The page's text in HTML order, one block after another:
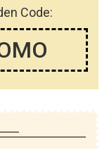
Code: